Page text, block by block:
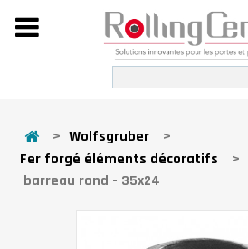
> Wolfsgruber
>
Fer forgé éléments décoratifs
>
barreau rond - 35x24